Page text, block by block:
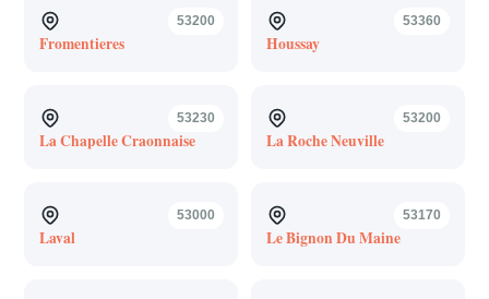
53200
Fromentieres
53360
Houssay
53230
La Chapelle Craonnaise
53200
La Roche Neuville
53000
Laval
53170
Le Bignon Du Maine